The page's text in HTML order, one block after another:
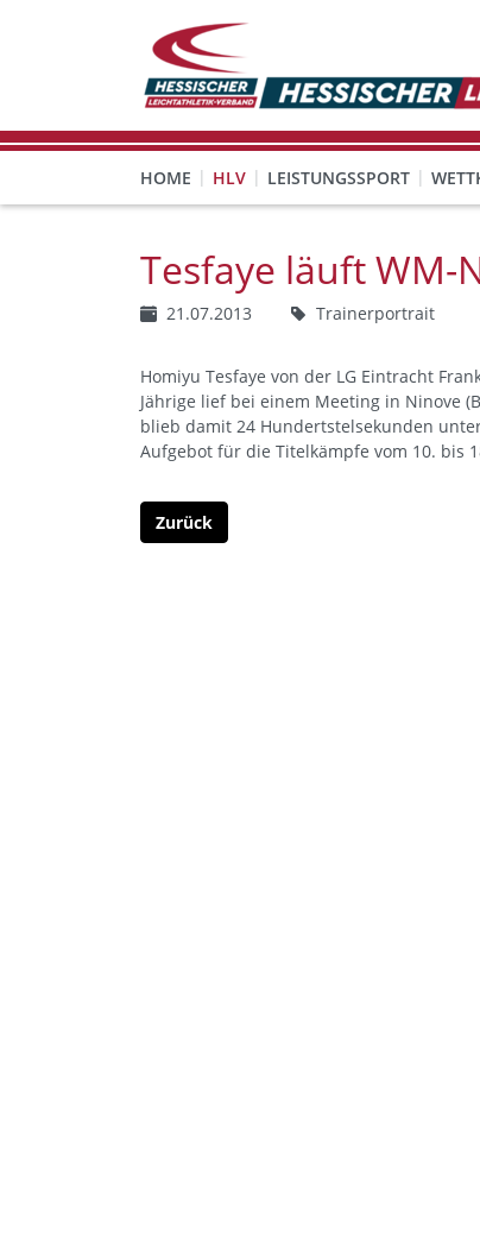
HOME HLV LEISTUNGSSPORT
Tesfaye läuft
21.07.2013 Trainerportrait
Homiyu Tesfaye von der LG Eintracht
Jährige lief bei einem Meeting in Ninove
blieb damit 24 Hundertstelsekunden
Aufgebot für die Titelkämpfe vom 10. bis
Zurück